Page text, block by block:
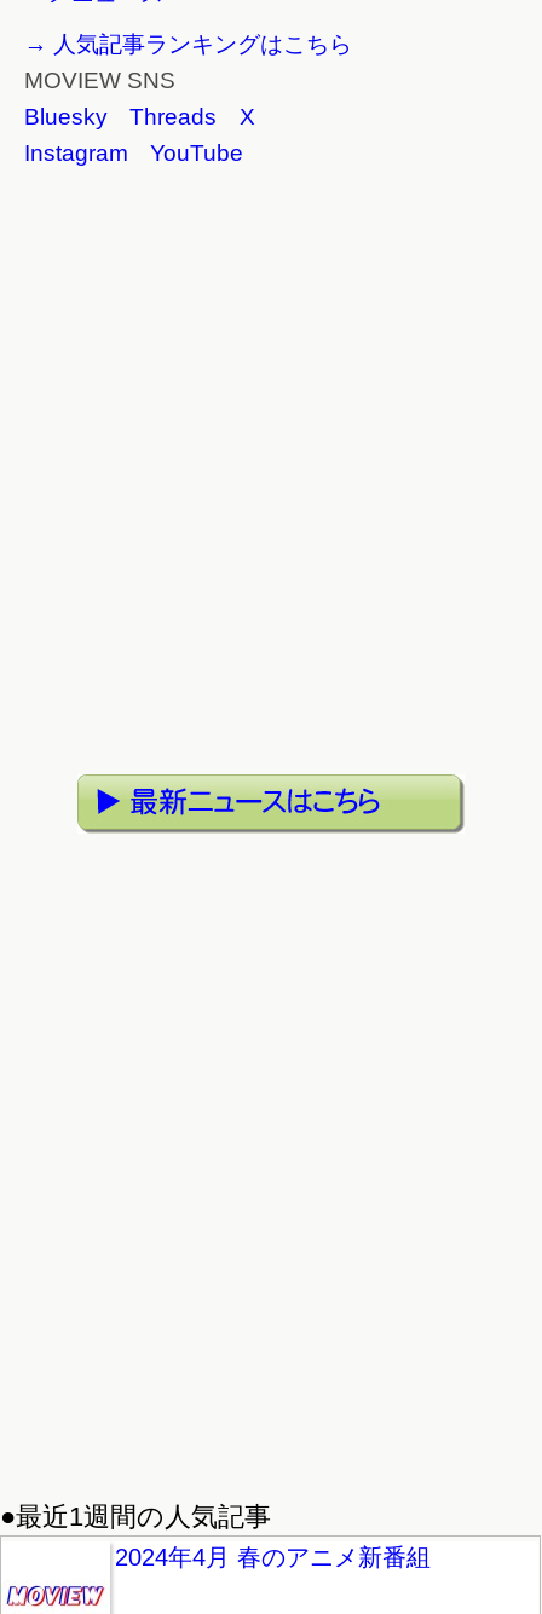
→ 人気記事ランキングはこちら
MOVIEW SNS
Bluesky
Threads
X
Instagram
YouTube
●最近1週間の人気記事
2024年4月 春のアニメ新番組